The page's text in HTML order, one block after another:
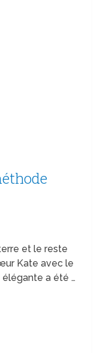
et le reste
Kate avec le
a été …